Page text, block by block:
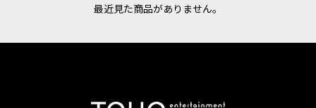
最近見た商品がありません。